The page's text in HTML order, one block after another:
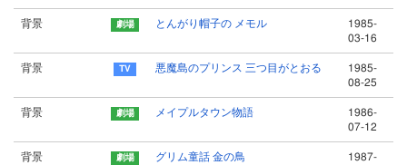
背景 とんがり帽子の メモル
1985-
03-16
背景 悪魔島のプリンス 三つ目がとおる
1985-
08-25
背景 メイプルタウン物語
1986-
07-12
背景 グリム童話 金の鳥
1987-